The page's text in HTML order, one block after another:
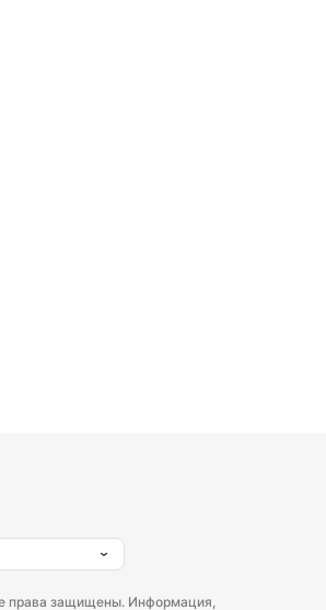
права защищены. Информация,